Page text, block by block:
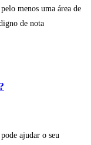
menos uma área de
de nota
ajudar o seu